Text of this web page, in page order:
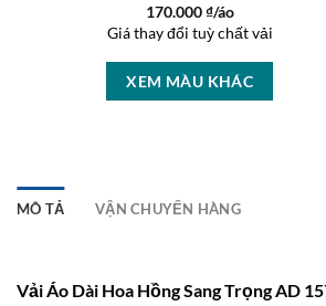
170.000₫/áo
Giá thay đổi tuỳ chất vải
XEM MÀU KHÁC
MÔ TẢ VẬN CHUYỂN HÀNG
Vải Áo Dài Hoa Hồng Sang Trọng AD